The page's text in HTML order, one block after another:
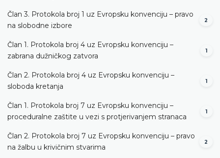
Član 3. Protokola broj 1 uz Evropsku konvenciju – pravo
na slobodne izbore
2
Član 1. Protokola broj 4 uz Evropsku konvenciju –
zabrana dužničkog zatvora
1
Član 2. Protokola broj 4 uz Evropsku konvenciju –
sloboda kretanja
1
Član 1. Protokola broj 7 uz Evropsku konvenciju –
proceduralne zaštite u vezi s protjerivanjem stranaca
1
Član 2. Protokola broj 7 uz Evropsku konvenciju – pravo
na žalbu u krivičnim stvarima
2